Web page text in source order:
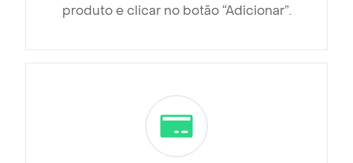
produto e clicar no botão “Adicionar”.